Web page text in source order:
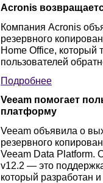
Acronis
Компания Acronis
резервного
Home Office, который
пользователей
Подробнее
Veeam помогает
платформу
Veeam объявила о
резервного
Veeam Data Platform.
v12.2 — это
который разработан